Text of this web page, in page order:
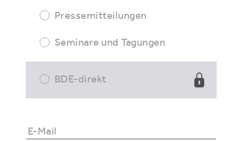
Pressemitteilungen
Seminare und Tagungen
BDE-direkt